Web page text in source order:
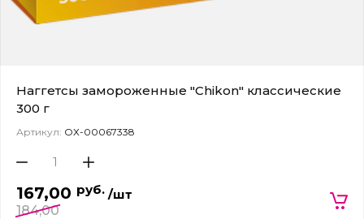
Наггетсы замороженные "Chikon" классические
300 г
Артикул: ОХ-00067338
167,00 руб. /шт
184,00